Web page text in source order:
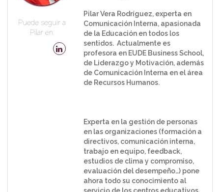
Puede seguir a
Pilar en:
Pilar Vera Rodríguez, experta en
Comunicación Interna, apasionada
de la Educación en todos los
sentidos. Actualmente es
profesora en EUDE Business School,
de Liderazgo y Motivación, además
de Comunicación Interna en el área
de Recursos Humanos.
Experta en la gestión de personas
en las organizaciones (formación a
directivos, comunicación interna,
trabajo en equipo, feedback,
estudios de clima y compromiso,
evaluación del desempeño…) pone
ahora todo su conocimiento al